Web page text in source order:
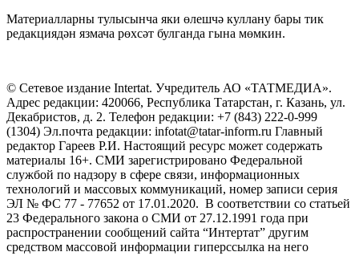
Материалларны тулысынча яки өлешчә куллану бары тик
редакциядән язмача рөхсәт булганда гына мөмкин.
© Сетевое издание Intertat. Учредитель АО «ТАТМЕДИА».
Адрес редакции: 420066, Республика Татарстан, г. Казань, ул.
Декабристов, д. 2. Телефон редакции: +7 (843) 222-0-999
(1304) Эл.почта редакции: infotat@tatar-inform.ru Главный
редактор Гареев Р.И. Настоящий ресурс может содержать
материалы 16+. СМИ зарегистрировано Федеральной
службой по надзору в сфере связи, информационных
технологий и массовых коммуникаций, номер записи серия
ЭЛ № ФС 77 - 77652 от 17.01.2020. В соответствии со статьей
23 Федерального закона о СМИ от 27.12.1991 года при
распространении сообщений сайта “Интертат” другим
средством массовой информации гиперссылка на него